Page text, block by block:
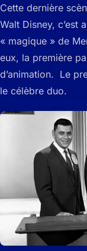
Cette dernière
Walt Disney, c’est
« magique » de
eux, la première
d’animation. Le
le célèbre duo.